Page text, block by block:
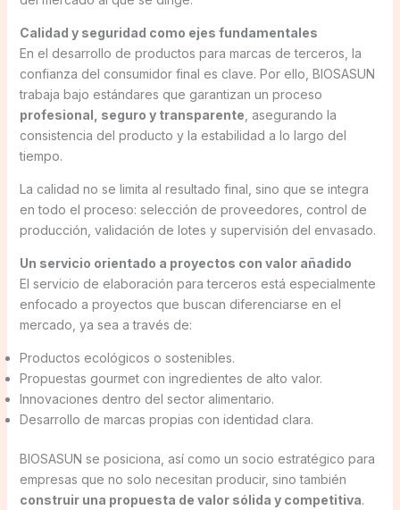
Calidad y seguridad como ejes fundamentales
En el desarrollo de productos para marcas de terceros, la
confianza del consumidor final es clave. Por ello, BIOSASUN
trabaja bajo estándares que garantizan un proceso
profesional, seguro y transparente, asegurando la
consistencia del producto y la estabilidad a lo largo del
tiempo.
La calidad no se limita al resultado final, sino que se integra
en todo el proceso: selección de proveedores, control de
producción, validación de lotes y supervisión del envasado.
Un servicio orientado a proyectos con valor añadido
El servicio de elaboración para terceros está especialmente
enfocado a proyectos que buscan diferenciarse en el
mercado, ya sea a través de:
Productos ecológicos o sostenibles.
Propuestas gourmet con ingredientes de alto valor.
Innovaciones dentro del sector alimentario.
Desarrollo de marcas propias con identidad clara.
BIOSASUN se posiciona, así como un socio estratégico para
empresas que no solo necesitan producir, sino también
construir una propuesta de valor sólida y competitiva.